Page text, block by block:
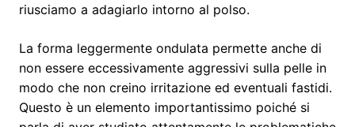
riusciamo a adagiarlo intorno al polso.
La forma leggermente ondulata permette anche di
non essere eccessivamente aggressivi sulla pelle in
modo che non creino irritazione ed eventuali fastidi.
Questo è un elemento importantissimo poiché si